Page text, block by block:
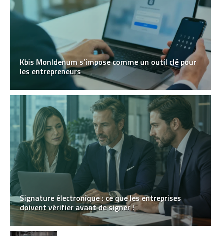
Kbis MonIdenum s’impose comme un outil clé pour
les entrepreneurs
Signature électronique : ce que les entreprises
doivent vérifier avant de signer !